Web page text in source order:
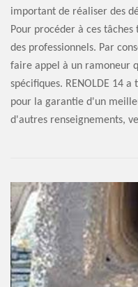
important de réaliser des
Pour procéder à ces
des professionnels. Par
faire appel à un ramoneur
spécifiques. RENOLDE 14
pour la garantie d'un
d'autres renseignements,